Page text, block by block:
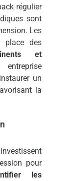
régulier
sont
Les
place des
et
un
la
pour
les